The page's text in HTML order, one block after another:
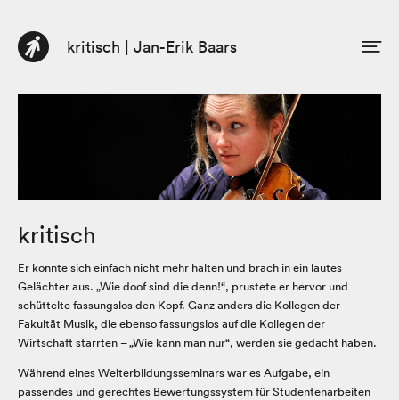
kritisch | Jan-Erik Baars
Profil
DEEN
kritisch
Er konnte sich einfach nicht mehr halten und brach in ein lautes
Gelächter aus. „Wie doof sind die denn!“, prustete er hervor und
schüttelte fassungslos den Kopf. Ganz anders die Kollegen der
Fakultät Musik, die ebenso fassungslos auf die Kollegen der
Wirtschaft starrten – „Wie kann man nur“, werden sie gedacht haben.
Während eines Weiterbildungsseminars war es Aufgabe, ein
passendes und gerechtes Bewertungssystem für Studentenarbeiten